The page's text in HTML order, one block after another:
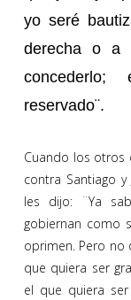
yo seré
derecha o a
reservado¨.
Cuando los otros
contra Santiago
les dijo: ¨Ya
gobiernan como
oprimen. Pero no
que quiera ser
el que quiera